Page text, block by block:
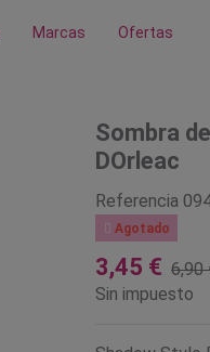
Marcas Ofertas
Sombra
DOrleac
Referencia
Agotado
3,45 € 6,90
Sin impuesto